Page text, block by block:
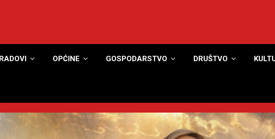
OPĆINE GOSPODARSTVO DRUŠTVO